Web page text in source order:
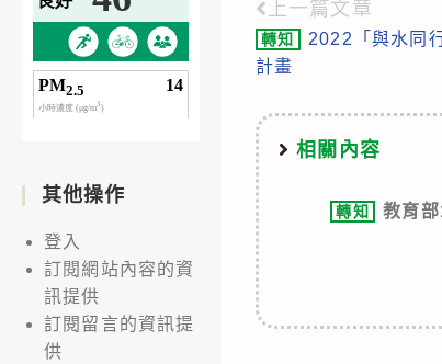
Read
more
上一篇文章
轉知
2022「與水同
計畫
相關內容
轉知 教育
其他操作
登入
訂閱網站內容的資
訊提供
訂閱留言的資訊提
供